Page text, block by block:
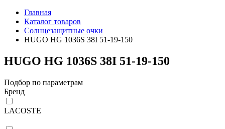
Главная
Каталог товаров
Солнцезащитные очки
HUGO HG 1036S 38I 51-19-150
HUGO HG 1036S 38I 51-19-150
Подбор по параметрам
Бренд
LACOSTE